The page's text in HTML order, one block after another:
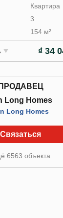
Квартира
3
154 м²
₫ 34
ПРОДАВЕЦ
Long Homes
Long Homes
Связаться
6563 объекта